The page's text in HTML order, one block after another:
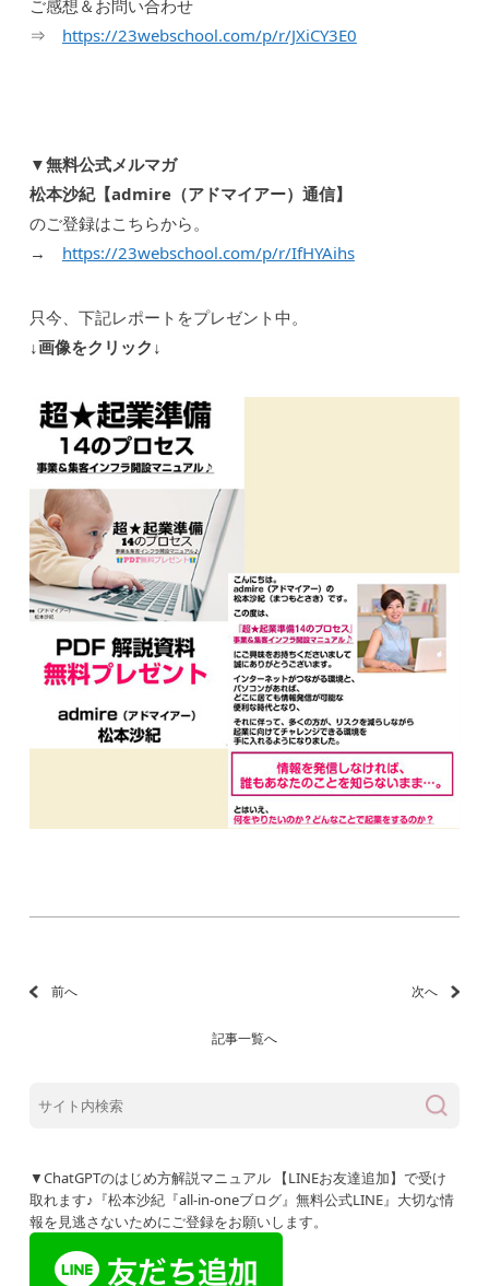
ご感想＆お問い合わせ
⇒ https://23webschool.com/p/r/JXiCY3E0
▼無料公式メルマガ
松本沙紀【admire（アドマイアー）通信】
のご登録はこちらから。
→ https://23webschool.com/p/r/IfHYAihs
只今、下記レポートをプレゼント中。
↓画像をクリック↓
前へ
記事一覧へ
次へ
▼ChatGPTのはじめ方解説マニュアル 【LINEお友達追加】で受け
取れます♪『松本沙紀『all-in-oneブログ』無料公式LINE』大切な情
報を見逃さないためにご登録をお願いします。